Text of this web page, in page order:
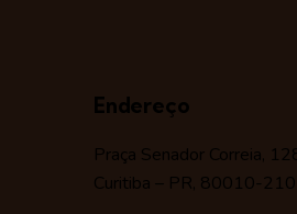
Endereço
Praça Senador Correia,
Curitiba – PR, 80010-210